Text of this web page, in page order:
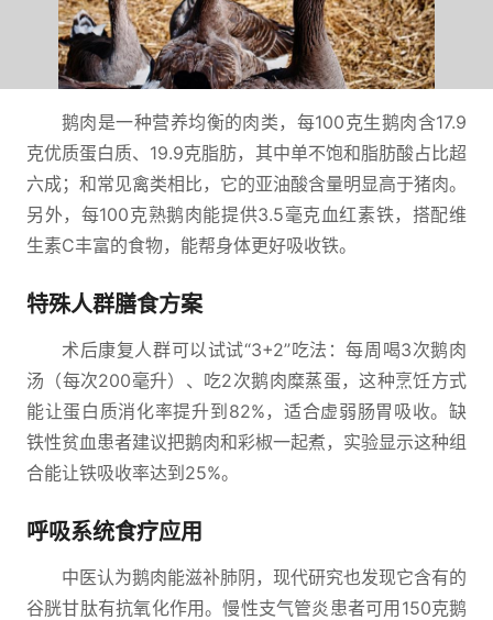
鹅肉是一种营养均衡的肉类，每100克生鹅肉含17.9
克优质蛋白质、19.9克脂肪，其中单不饱和脂肪酸占比超
六成；和常见禽类相比，它的亚油酸含量明显高于猪肉。
另外，每100克熟鹅肉能提供3.5毫克血红素铁，搭配维
生素C丰富的食物，能帮身体更好吸收铁。
特殊人群膳食方案
术后康复人群可以试试“3+2”吃法：每周喝3次鹅肉
汤（每次200毫升）、吃2次鹅肉糜蒸蛋，这种烹饪方式
能让蛋白质消化率提升到82%，适合虚弱肠胃吸收。缺
铁性贫血患者建议把鹅肉和彩椒一起煮，实验显示这种组
合能让铁吸收率达到25%。
呼吸系统食疗应用
中医认为鹅肉能滋补肺阴，现代研究也发现它含有的
谷胱甘肽有抗氧化作用。慢性支气管炎患者可用150克鹅